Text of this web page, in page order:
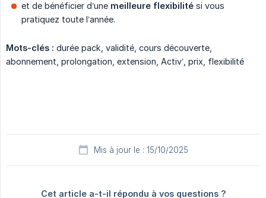
et de bénéficier d’une meilleure flexibilité si vous
pratiquez toute l’année.
Mots-clés : durée pack, validité, cours découverte,
abonnement, prolongation, extension, Activ’, prix, flexibilité
Mis à jour le : 15/10/2025
Cet article a-t-il répondu à vos questions ?